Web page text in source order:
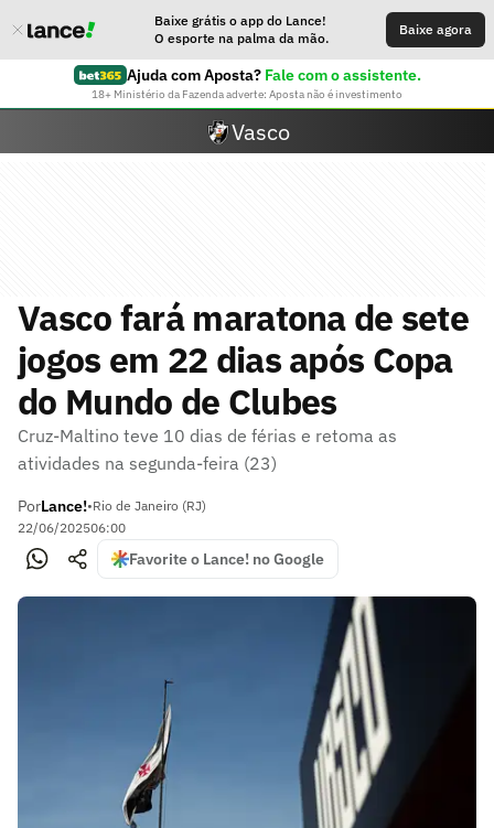
Baixe grátis o app do Lance!
O esporte na palma da mão.
Baixe agora
Ajuda com Aposta? Fale com o assistente.
18+ Ministério da Fazenda adverte: Aposta não é investimento
Vasco
Vasco fará maratona de sete
jogos em 22 dias após Copa
do Mundo de Clubes
Cruz-Maltino teve 10 dias de férias e retoma as
atividades na segunda-feira (23)
PorLance!•Rio de Janeiro (RJ)
22/06/202506:00
Favorite o Lance! no Google